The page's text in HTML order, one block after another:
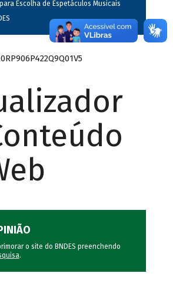
Escolha de Espetáculos Musicais
o site do BNDES preenchendo
.